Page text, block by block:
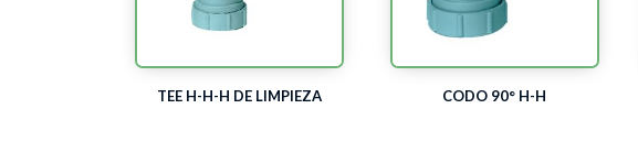
TEE H-H-H DE LIMPIEZA CODO 90° H-H